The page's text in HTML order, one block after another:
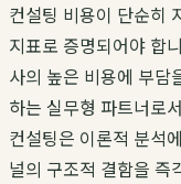
컨설팅 비용이 단순히
지표로 증명되어야 합
사의 높은 비용에 부담
하는 실무형 파트너로
컨설팅은 이론적 분석
널의 구조적 결함을 즉